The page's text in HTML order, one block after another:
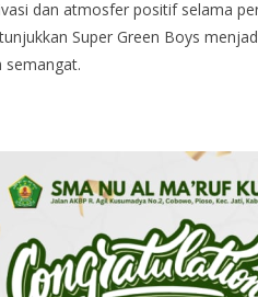
dan atmosfer positif selama
Super Green Boys
semangat.